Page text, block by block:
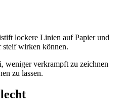
weniger verkrampft zu zeichnen
zu lassen.